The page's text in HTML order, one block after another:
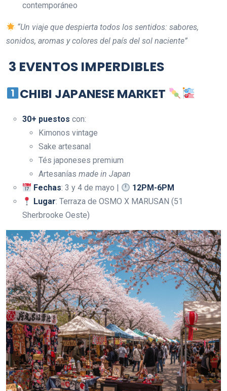
contemporáneo
“Un viaje que despierta todos los sentidos: sabores,
sonidos, aromas y colores del país del sol naciente”
3 EVENTOS IMPERDIBLES
CHIBI JAPANESE MARKET
30+ puestos con:
Kimonos vintage
Sake artesanal
Tés japoneses premium
Artesanías made in Japan
Fechas: 3 y 4 de mayo |
12PM-6PM
Lugar: Terraza de OSMO X MARUSAN (51
Sherbrooke Oeste)